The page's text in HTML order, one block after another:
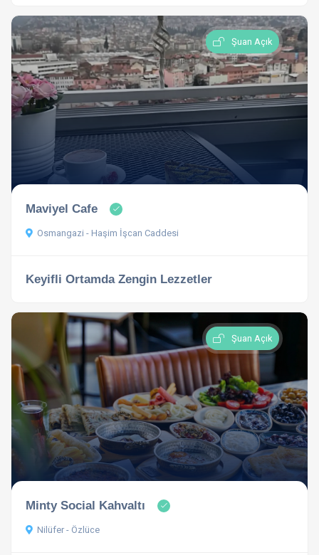
Şuan Açık
Maviyel Cafe
Osmangazi - Haşim İşcan Caddesi
Keyifli Ortamda Zengin Lezzetler
Şuan Açık
Minty Social Kahvaltı
Nilüfer - Özlüce